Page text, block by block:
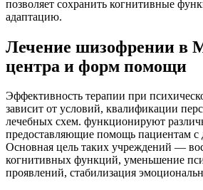
позволяет сохранить когнитивные
адаптацию.
Лечение шизофрении в
центра и форм помощи
Эффективность терапии при
зависит от условий, квалификации
лечебных схем. функционируют
предоставляющие помощь пациентам с
Основная цель таких учреждений —
когнитивных функций, уменьшение
проявлений, стабилизация